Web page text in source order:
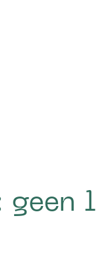
geen